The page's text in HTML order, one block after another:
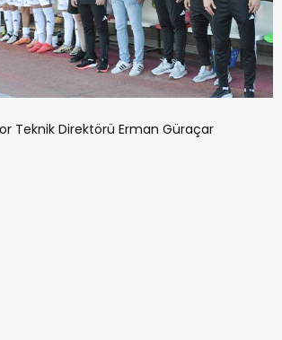
Teknik Direktörü Erman Güraçar